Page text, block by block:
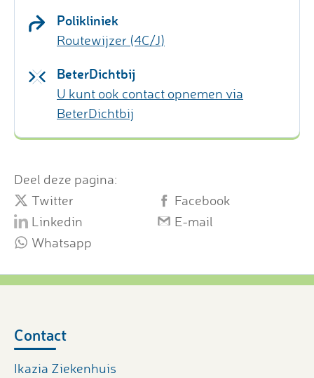
Polikliniek
Routewijzer (4C/J)
BeterDichtbij
U kunt ook contact opnemen via
BeterDichtbij
Deel deze pagina:
Twitter
Facebook
Linkedin
E-mail
Whatsapp
Contact
Ikazia Ziekenhuis